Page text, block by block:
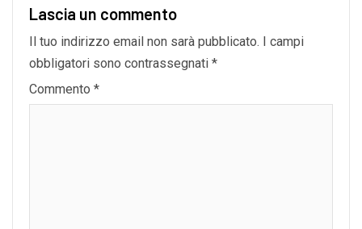
Lascia un commento
Il tuo indirizzo email non sarà pubblicato.
I campi
obbligatori sono contrassegnati *
Commento *